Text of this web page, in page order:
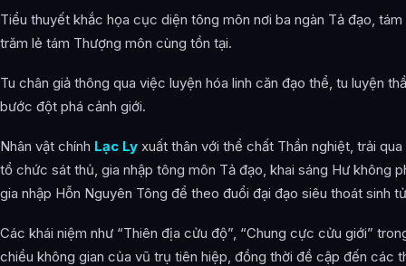
Bài Viết Liên Quan
Đại Đạo Độc Hành là ai?
Đại Đạo Độc Hành xuất hiện trong tác phẩm nào?
Thông tin về Đại Đạo Độc Hành được tổng hợp từ đâu?
Tiểu thuyết khắc họa cục diện tông môn nơi ba ngàn Tả đạo,
trăm lẻ tám Thượng môn cùng tồn tại.
Tu chân giả thông qua việc luyện hóa linh căn đạo thể, tu luyện
bước đột phá cảnh giới.
Nhân vật chính Lạc Ly xuất thân với thể chất Thần nghiệt, trải
tổ chức sát thủ, gia nhập tông môn Tả đạo, khai sáng Hư không
gia nhập Hỗn Nguyên Tông để theo đuổi đại đạo siêu thoát sinh
Các khái niệm như “Thiên địa cửu độ”, “Chung cực cửu giới”
chiều không gian của vũ trụ tiên hiệp, đồng thời đề cập đến các